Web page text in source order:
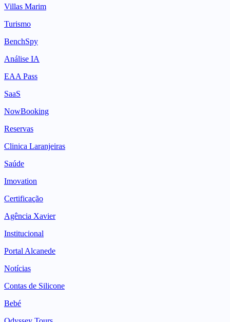
Villas Marim
Turismo
BenchSpy
Análise IA
EAA Pass
SaaS
NowBooking
Reservas
Clinica Laranjeiras
Saúde
Imovation
Certificação
Agência Xavier
Institucional
Portal Alcanede
Notícias
Contas de Silicone
Bebé